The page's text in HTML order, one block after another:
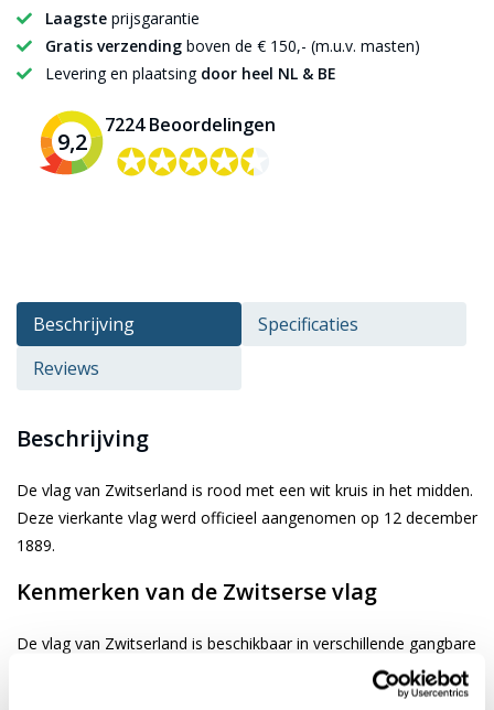
Laagste prijsgarantie
Gratis verzending boven de € 150,- (m.u.v. masten)
Levering en plaatsing door heel NL & BE
9,2
7224 Beoordelingen
✪✪✪✪✪
✪✪✪✪✪
Beschrijving
Specificaties
Reviews
Beschrijving
De vlag van Zwitserland is rood met een wit kruis in het midden.
Deze vierkante vlag werd officieel aangenomen op 12 december
1889.
Kenmerken van de Zwitserse vlag
De vlag van Zwitserland is beschikbaar in verschillende gangbare
afmetingen. Je kiest de gewenste afbeelding via de keuze optie.
De vlag is gemaakt van 3-draads geweven glanspolyester